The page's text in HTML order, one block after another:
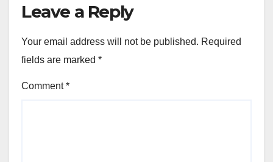
Leave a Reply
Your email address will not be published. Required
fields are marked *
Comment*